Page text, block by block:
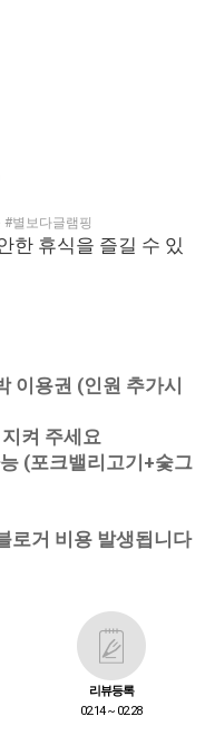
별보다글램핑
한 휴식을 즐길 수 있
이용권 (인원 추가시
켜 주세요
(포크밸리고기+숯그
로거 비용 발생됩니다
리뷰등록
02.14 ~ 02.28